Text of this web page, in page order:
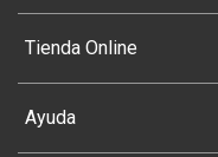
Tienda Online
Ayuda